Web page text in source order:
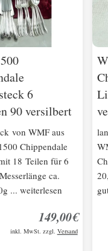
6
90 versilbert
von WMF aus
Chippendale
18 Teilen für 6
ca.
... weiterlesen
149,00€
inkl. MwSt. zzgl. Versand